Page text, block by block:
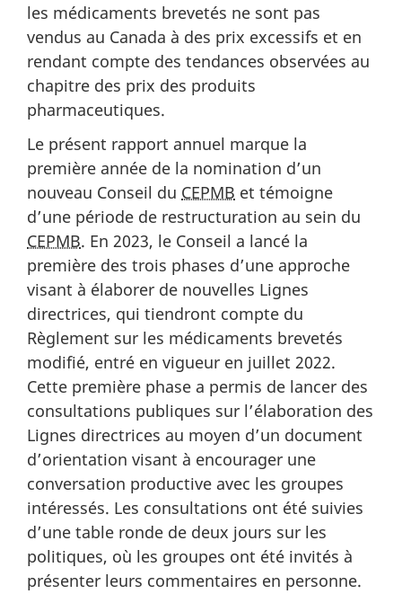
les médicaments brevetés ne sont pas
vendus au Canada à des prix excessifs et en
rendant compte des tendances observées au
chapitre des prix des produits
pharmaceutiques.
Le présent rapport annuel marque la
première année de la nomination d’un
nouveau Conseil du CEPMB et témoigne
d’une période de restructuration au sein du
CEPMB. En 2023, le Conseil a lancé la
première des trois phases d’une approche
visant à élaborer de nouvelles Lignes
directrices, qui tiendront compte du
Règlement sur les médicaments brevetés
modifié, entré en vigueur en juillet 2022.
Cette première phase a permis de lancer des
consultations publiques sur l’élaboration des
Lignes directrices au moyen d’un document
d’orientation visant à encourager une
conversation productive avec les groupes
intéressés. Les consultations ont été suivies
d’une table ronde de deux jours sur les
politiques, où les groupes ont été invités à
présenter leurs commentaires en personne.